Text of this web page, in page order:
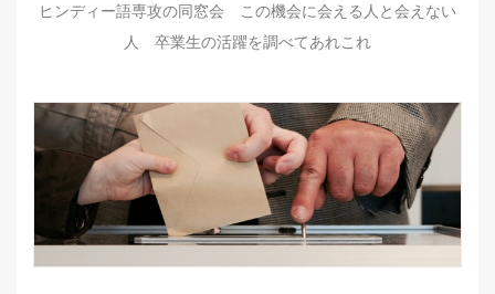
ヒンディー語専攻の同窓会 この機会に会える人と会えない
人 卒業生の活躍を調べてあれこれ